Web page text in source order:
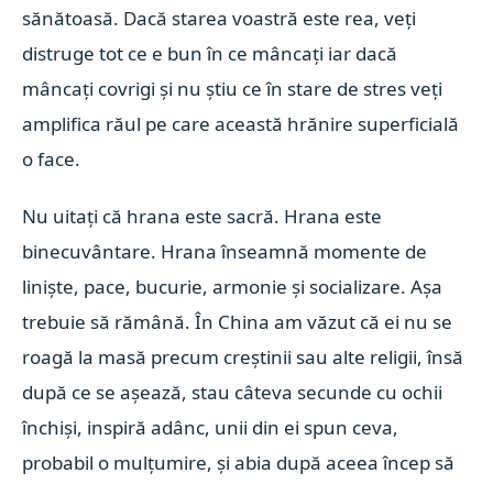
sănătoasă. Dacă starea voastră este rea, veți
distruge tot ce e bun în ce mâncați iar dacă
mâncați covrigi și nu știu ce în stare de stres veți
amplifica răul pe care această hrănire superficială
o face.
Nu uitați că hrana este sacră. Hrana este
binecuvântare. Hrana înseamnă momente de
liniște, pace, bucurie, armonie și socializare. Așa
trebuie să rămână. În China am văzut că ei nu se
roagă la masă precum creștinii sau alte religii, însă
după ce se așează, stau câteva secunde cu ochii
închiși, inspiră adânc, unii din ei spun ceva,
probabil o mulțumire, și abia după aceea încep să